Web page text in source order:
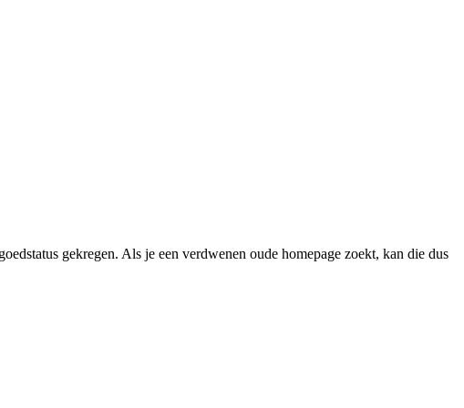
gekregen. Als je een verdwenen oude homepage zoekt, kan die dus